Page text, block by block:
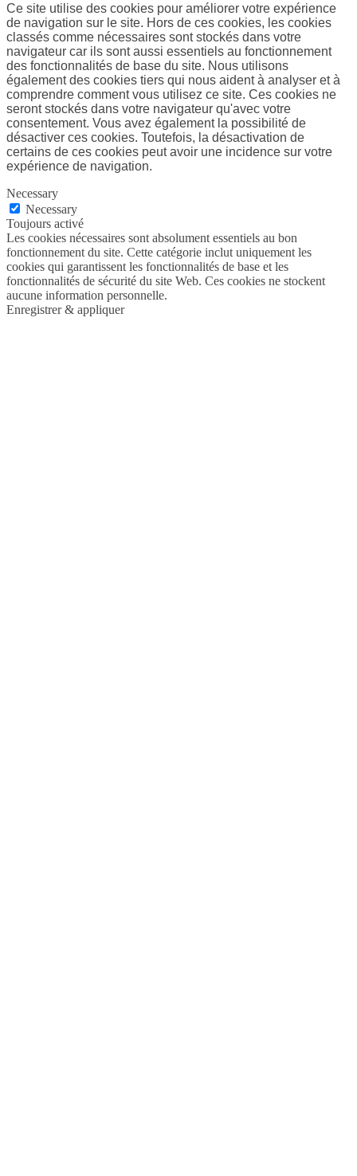
Ce site utilise des cookies pour améliorer votre expérience
de navigation sur le site. Hors de ces cookies, les cookies
classés comme nécessaires sont stockés dans votre
navigateur car ils sont aussi essentiels au fonctionnement
des fonctionnalités de base du site. Nous utilisons
également des cookies tiers qui nous aident à analyser et à
comprendre comment vous utilisez ce site. Ces cookies ne
seront stockés dans votre navigateur qu'avec votre
consentement. Vous avez également la possibilité de
désactiver ces cookies. Toutefois, la désactivation de
certains de ces cookies peut avoir une incidence sur votre
expérience de navigation.
Necessary
Necessary
Toujours activé
Les cookies nécessaires sont absolument essentiels au bon
fonctionnement du site. Cette catégorie inclut uniquement les
cookies qui garantissent les fonctionnalités de base et les
fonctionnalités de sécurité du site Web. Ces cookies ne stockent
aucune information personnelle.
Enregistrer & appliquer